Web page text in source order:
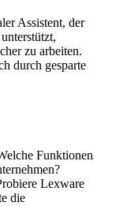
Assistent, der
zu arbeiten.
durch gesparte
Funktionen
Lexware
die